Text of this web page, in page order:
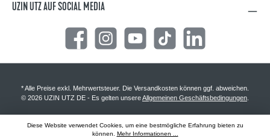
UZIN UTZ AUF SOCIAL MEDIA
Facebook Instagram YouTube TikTok
* Alle Preise exkl. Mehrwertsteuer. Die Versandkosten können ggf. abweichen.
© 2026 UZIN UTZ DE - Es gelten unsereAllgemeinen Geschäftsbedingungen
Diese Website verwendet Cookies, um eine bestmögliche Erfahrung bieten zu
können. Mehr Informationen ...